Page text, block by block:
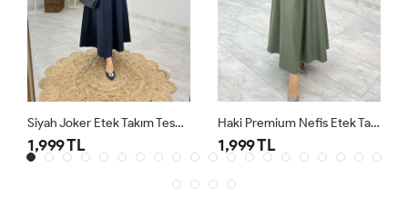
Siyah Joker Etek Takım Tesettür Giyim
1,999 TL
Haki Premium Nefis Etek Takım
1,999 TL